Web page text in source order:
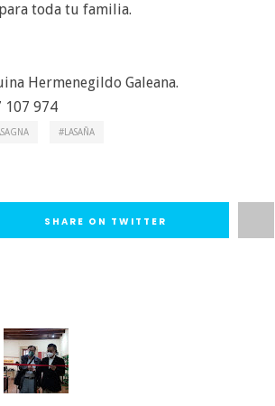
toda tu familia.
Hermenegildo Galeana.
107 974
LASAÑA
SHARE ON TWITTER